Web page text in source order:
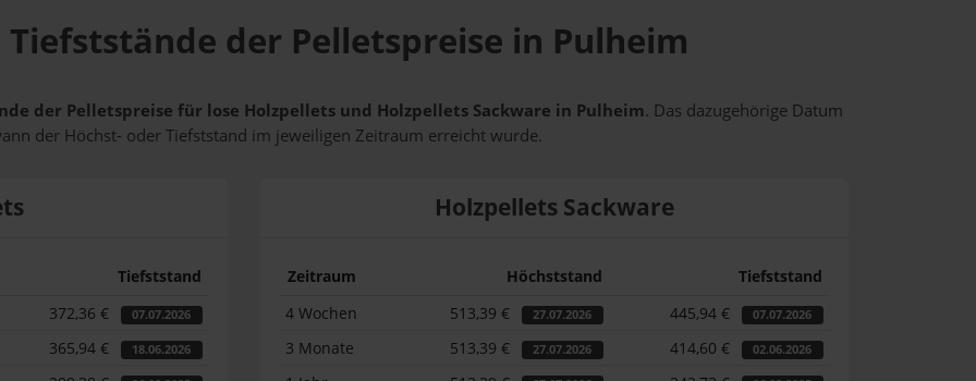
Tiefststände der Pelletspreise in Pulheim
der Pelletspreise für lose Holzpellets und Holzpellets Sackware in Pulheim. Das dazugehörige Datum
der Höchst- oder Tiefststand im jeweiligen Zeitraum erreicht wurde.
Tiefststand
372,36 € 07.07.2026
365,94 € 18.06.2026
Holzpellets Sackware
Zeitraum Höchststand
Tiefststand
4 Wochen
513,39 € 27.07.2026 445,94 € 07.07.2026
3 Monate 513,39 € 27.07.2026 414,60 € 02.06.2026